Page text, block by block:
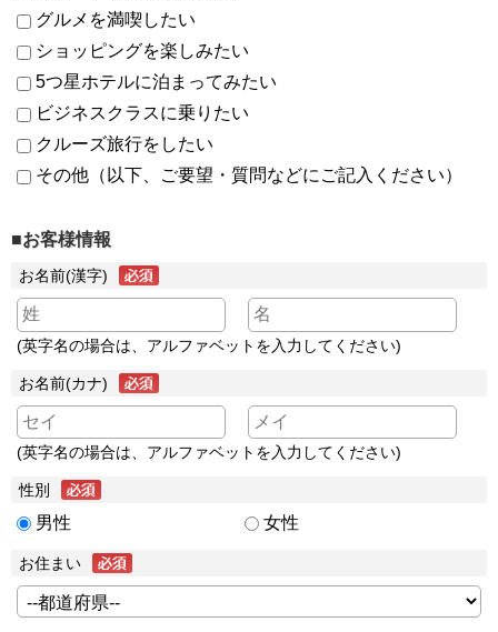
グルメを満喫したい
ショッピングを楽しみたい
5つ星ホテルに泊まってみたい
ビジネスクラスに乗りたい
クルーズ旅行をしたい
その他（以下、ご要望・質問などにご記入ください）
■お客様情報
お名前(漢字)
(英字名の場合は、アルファベットを入力してください)
お名前(カナ)
(英字名の場合は、アルファベットを入力してください)
性別
男性 女性
お住まい